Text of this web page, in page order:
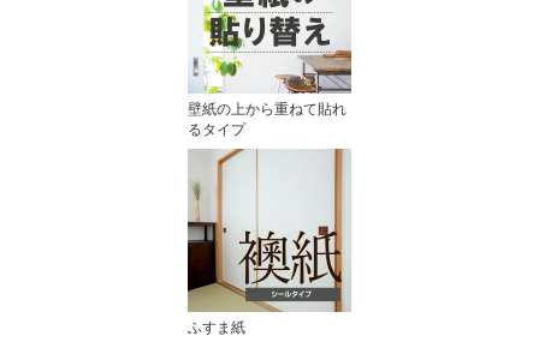
壁紙の上から重ねて貼れ
るタイプ
ふすま紙